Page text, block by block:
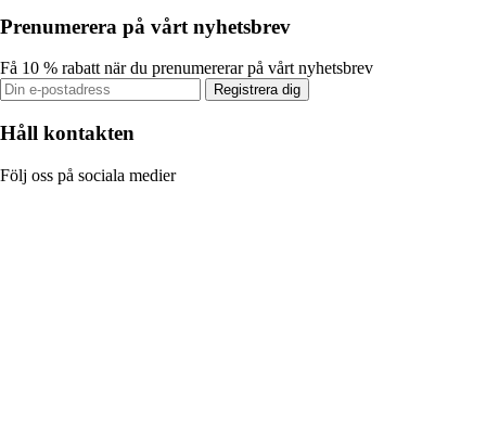
Prenumerera på vårt nyhetsbrev
Få 10 % rabatt när du prenumererar på vårt nyhetsbrev
Registrera dig
Håll kontakten
Följ oss på sociala medier